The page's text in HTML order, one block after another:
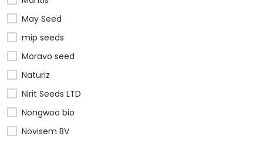
May Seed
mip seeds
Moravo seed
Naturiz
Nirit Seeds LTD
Nongwoo bio
Novisem BV